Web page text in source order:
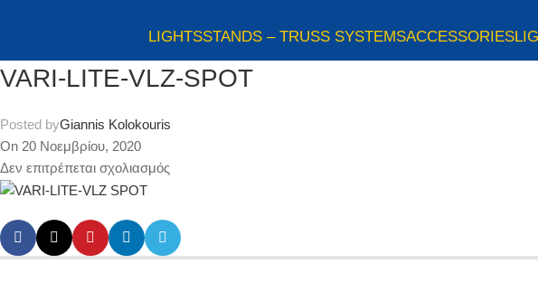
LIGHTSSTANDS – TRUSS SYSTEMSACCESSORIES
VARI-LITE-VLZ-SPOT
Posted byGiannis Kolokouris
On 20 Νοεμβρίου, 2020
Δεν επιτρέπεται σχολιασμός